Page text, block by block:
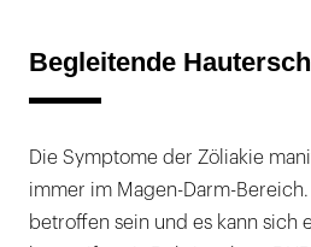
Begleitende
Die Symptome der Zöliakie
immer im Magen-Darm-
betroffen sein und es kann sich